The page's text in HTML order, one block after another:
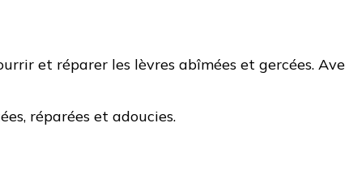
et réparer les lèvres abîmées et gercées.
réparées et adoucies.